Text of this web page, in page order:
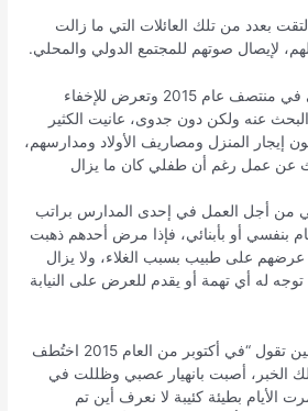
بعدد من تلك العائلات التي ما زالت
لإيصال صوتهم للمجتمع الدولي والمحلي.
(أ.غ) تقول” أختطف زوجي في منتصف عام 2015 وتعرض للإخفاء
عنه ولكن دون جدوى، عانيت الكثير
إيجار المنزل ومصاريف الأولاد ومدارسهم،
عن عمل رغم أن طفلي كان ما يزال
من أجل العمل في إحدى المدارس براتب
بنفسي أو بأبنائي، فإذا مرض أحدهم ذهبت
عرضهم على طبيب بسبب الغلاء، ولا يزال
له أي تهمة أو يقدم للعرض على النيابة
و (أ.م) زوجة أحد المختطفين تقول “في أكتوبر من العام 2015 اختُطف
الخبر، أصبت بانهيار عصبي وظللت في
الأيام بطيئة كئيبة لا نعرف أين تم